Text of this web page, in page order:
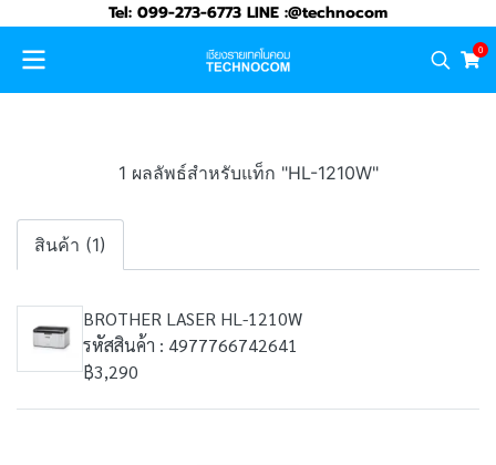
Tel: 099-273-6773 LINE :@technocom
0
1 ผลลัพธ์สำหรับแท็ก "HL-1210W"
สินค้า (1)
BROTHER LASER HL-1210W
รหัสสินค้า : 4977766742641
฿3,290